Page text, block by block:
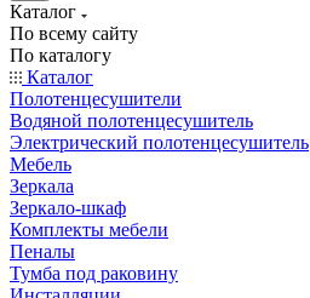
Каталог
По всему сайту
По каталогу
Каталог
Полотенцесушители
Водяной полотенцесушитель
Электрический полотенцесушитель
Мебель
Зеркала
Зеркало-шкаф
Комплекты мебели
Пеналы
Тумба под раковину